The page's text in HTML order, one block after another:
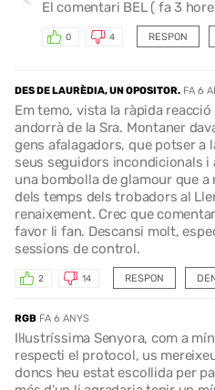
El comentari BEL ( fa 3
RESPON
0 4
DES DE LAURÈDIA, UN OPOSITOR. FA 6
Em temo, vista la ràpida
andorrà de la Sra. Montaner
gens afalagadors, que potser a
seus seguidors incondicionals i
una bombolla de glamour que a
dels temps dels trobadors al
renaixement. Crec que
favor li fan. Descansi molt,
sessions de control.
RESPON
2 14
RGB FA 6 ANYS
Il·lustríssima Senyora, com a
respecti el protocol, us
doncs heu estat escollida per